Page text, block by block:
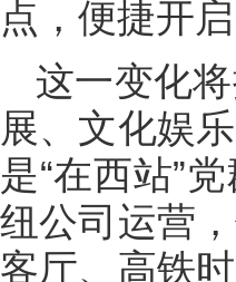
点，便捷开
这一变化
展、文化娱
是“在西站”
纽公司运营
客厅、高铁